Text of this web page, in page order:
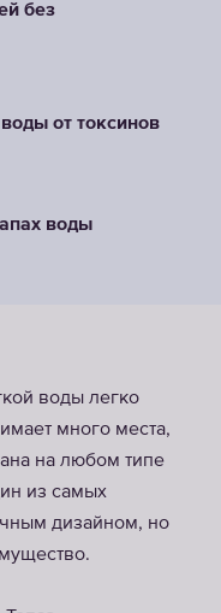
без
от токсинов
воды
воды легко
много места,
на любом типе
из самых
дизайном, но